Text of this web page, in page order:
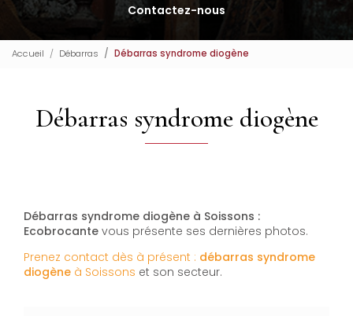
Contactez-nous
Accueil Débarras Débarras syndrome diogène
Débarras syndrome diogène
Débarras syndrome diogène à Soissons :
Ecobrocante vous présente ses dernières photos.
Prenez contact dès à présent : débarras syndrome
diogène à Soissons et son secteur.